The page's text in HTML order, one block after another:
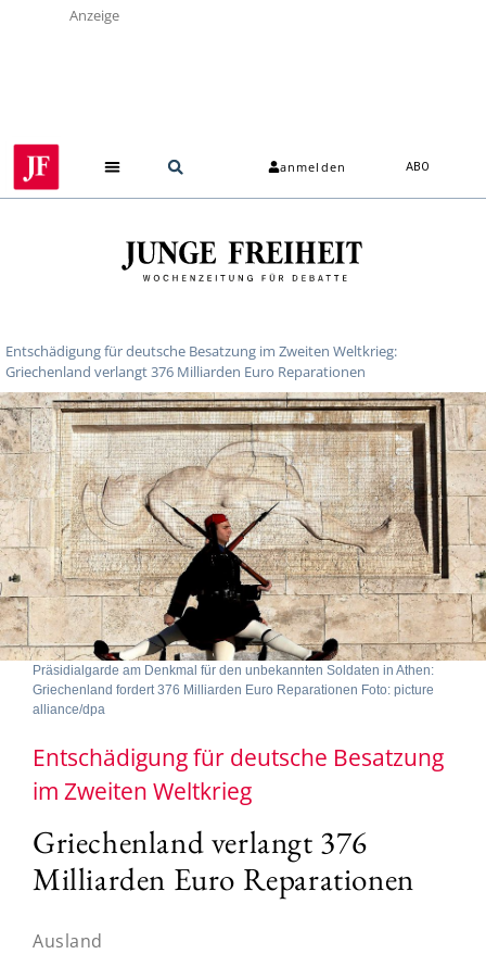
Anzeige
anmelden ABO
Entschädigung für deutsche Besatzung im Zweiten Weltkrieg:
Griechenland verlangt 376 Milliarden Euro Reparationen
Präsidialgarde am Denkmal für den unbekannten Soldaten in Athen:
Griechenland fordert 376 Milliarden Euro Reparationen Foto: picture
alliance/dpa
Entschädigung für deutsche Besatzung
im Zweiten Weltkrieg
Griechenland verlangt 376
Milliarden Euro Reparationen
Ausland